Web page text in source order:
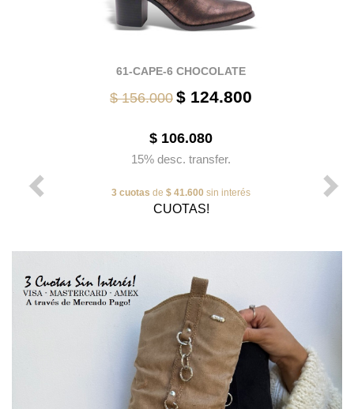
61-CAPE-6 CHOCOLATE
$ 156.000 $ 124.800
$ 106.080
15% desc. transfer.
3 cuotas de $ 41.600 sin interés
CUOTAS!